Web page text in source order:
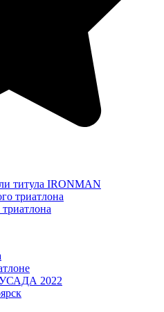
титула IRONMAN
триатлона
2022